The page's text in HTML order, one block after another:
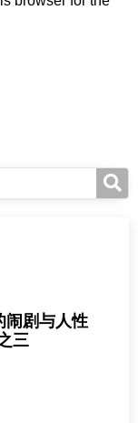
闹剧与人性
三